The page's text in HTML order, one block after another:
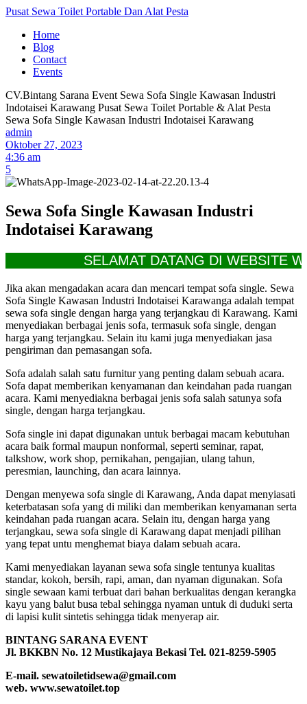
Pusat Sewa Toilet Portable Dan Alat Pesta
Home
Blog
Contact
Events
CV.Bintang Sarana Event Sewa Sofa Single Kawasan Industri
Indotaisei Karawang Pusat Sewa Toilet Portable & Alat Pesta
Sewa Sofa Single Kawasan Industri Indotaisei Karawang
admin
Oktober 27, 2023
4:36 am
5
Sewa Sofa Single Kawasan Industri
Indotaisei Karawang
SELAMAT DATANG DI WEBSITE
Jika akan mengadakan acara dan mencari tempat sofa single. Sewa
Sofa Single Kawasan Industri Indotaisei Karawanga adalah tempat
sewa sofa single dengan harga yang terjangkau di Karawang. Kami
menyediakan berbagai jenis sofa, termasuk sofa single, dengan
harga yang terjangkau. Selain itu kami juga menyediakan jasa
pengiriman dan pemasangan sofa.
Sofa adalah salah satu furnitur yang penting dalam sebuah acara.
Sofa dapat memberikan kenyamanan dan keindahan pada ruangan
acara. Kami menyediakna berbagai jenis sofa salah satunya sofa
single, dengan harga terjangkau.
Sofa single ini dapat digunakan untuk berbagai macam kebutuhan
acara baik formal maupun nonformal, seperti seminar, rapat,
talkshow, work shop, pernikahan, pengajian, ulang tahun,
peresmian, launching, dan acara lainnya.
Dengan menyewa sofa single di Karawang, Anda dapat menyiasati
keterbatasan sofa yang di miliki dan memberikan kenyamanan serta
keindahan pada ruangan acara. Selain itu, dengan harga yang
terjangkau, sewa sofa single di Karawang dapat menjadi pilihan
yang tepat untu menghemat biaya dalam sebuah acara.
Kami menyediakan layanan sewa sofa single tentunya kualitas
standar, kokoh, bersih, rapi, aman, dan nyaman digunakan. Sofa
single sewaan kami terbuat dari bahan berkualitas dengan kerangka
kayu yang balut busa tebal sehingga nyaman untuk di duduki serta
di lapisi kulit sintetis sehingga tidak menyerap air.
BINTANG SARANA EVENT
Jl. BKKBN No. 12 Mustikajaya Bekasi Tel. 021-8259-5905
E-mail. sewatoiletidsewa@gmail.com
web. www.sewatoilet.top